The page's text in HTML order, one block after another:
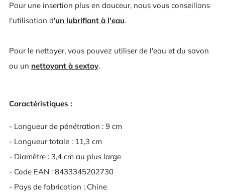
Pour une insertion plus en douceur, nous vous conseillons
l'utilisation d'un lubrifiant à l'eau.
Pour le nettoyer, vous pouvez utiliser de l'eau et du savon
ou un nettoyant à sextoy.
Caractéristiques :
- Longueur de pénétration : 9 cm
- Longueur totale : 11,3 cm
- Diamètre : 3,4 cm au plus large
- Code EAN : 8433345202730
- Pays de fabrication : Chine